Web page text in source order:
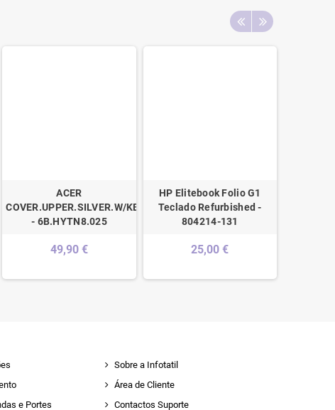
ACER
COVER.UPPER.SILVER.W/KB.PORTUGUESE
- 6B.HYTN8.025
49,90 €
HP Elitebook Folio G1
Teclado Refurbished -
804214-131
25,00 €
e Portes
Sobre a Infotatil
Área de Cliente
Contactos Suporte